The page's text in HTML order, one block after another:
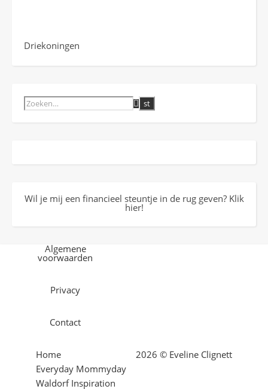
Driekoningen
Wil je mij een financieel steuntje in de rug geven? Klik
hier!
Algemene
voorwaarden
Privacy
Contact
2026 © Eveline Clignett
Home
Everyday Mommyday
Waldorf Inspiration